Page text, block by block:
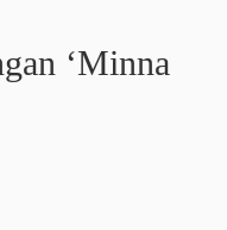
‘Minna